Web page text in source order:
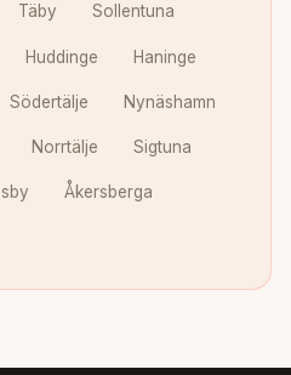
Täby Sollentuna
Huddinge Haninge
Södertälje Nynäshamn
Norrtälje Sigtuna
Åkersberga